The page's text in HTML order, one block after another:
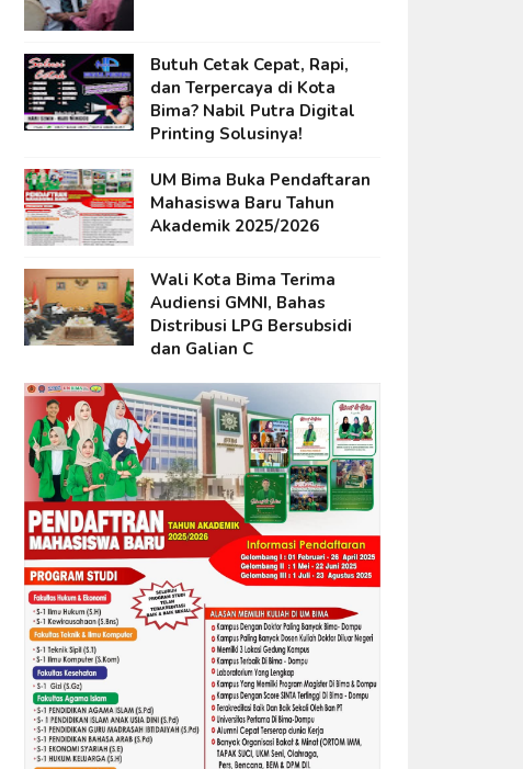
Butuh Cetak Cepat, Rapi,
dan Terpercaya di Kota
Bima? Nabil Putra Digital
Printing Solusinya!
UM Bima Buka Pendaftaran
Mahasiswa Baru Tahun
Akademik 2025/2026
Wali Kota Bima Terima
Audiensi GMNI, Bahas
Distribusi LPG Bersubsidi
dan Galian C